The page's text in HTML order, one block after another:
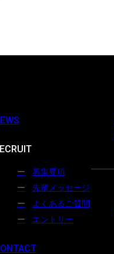
募集要項
先輩メッセージ
よくあるご質問
エントリー